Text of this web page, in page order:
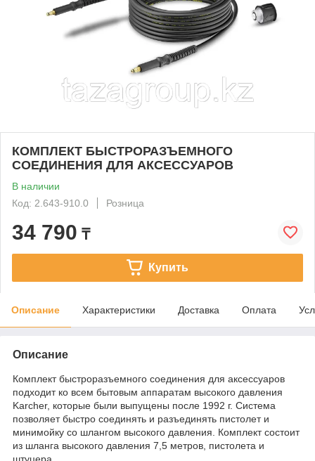
КОМПЛЕКТ БЫСТРОРАЗЪЕМНОГО
СОЕДИНЕНИЯ ДЛЯ АКСЕССУАРОВ
В наличии
Код: 2.643-910.0
Розница
34 790 ₸
Купить
Описание Характеристики Доставка Оплата
Описание
Комплект быстроразъемного соединения для аксессуаров
подходит ко всем бытовым аппаратам высокого давления
Karcher, которые были выпущены после 1992 г. Система
позволяет быстро соединять и разъединять пистолет и
минимойку со шлангом высокого давления. Комплект состоит
из шланга высокого давления 7,5 метров, пистолета и
штуцера.